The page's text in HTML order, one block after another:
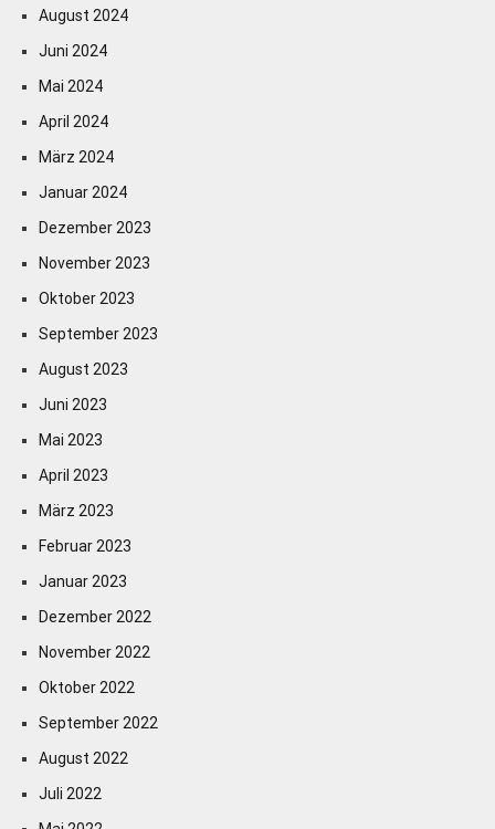
August 2024
Juni 2024
Mai 2024
April 2024
März 2024
Januar 2024
Dezember 2023
November 2023
Oktober 2023
September 2023
August 2023
Juni 2023
Mai 2023
April 2023
März 2023
Februar 2023
Januar 2023
Dezember 2022
November 2022
Oktober 2022
September 2022
August 2022
Juli 2022